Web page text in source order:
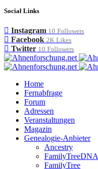
Social Links
Instagram 10 Followers
Facebook 2K Likes
Twitter 10 Followers
Home
Fernabfrage
Forum
Adressen
Veranstaltungen
Magazin
Genealogie-Anbieter
Ancestry
FamilyTreeDNA
FamilyTree